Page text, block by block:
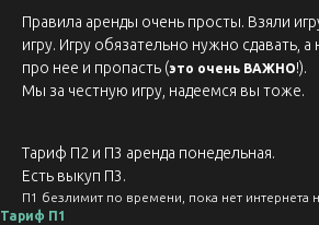
Правила аренды очень просты. Взяли
игру. Игру обязательно нужно сдавать,
про нее и пропасть (это очень ВАЖНО!).
Мы за честную игру, надеемся вы тоже.
Тариф П2 и П3 аренда понедельная.
Есть выкуп П3.
П1 безлимит по времени, пока нет интернета
Тариф П1